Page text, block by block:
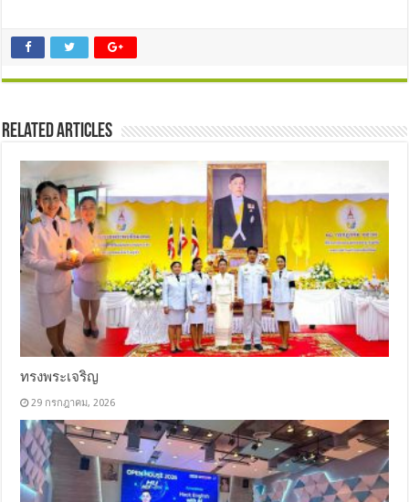
Related Articles
ทรงพระเจริญ
29 กรกฎาคม, 2026